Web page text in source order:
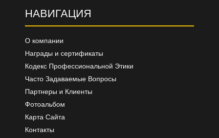
НАВИГАЦИЯ
О компании
Награды и сертификаты
Кодекс Профессиональной Этики
Часто Задаваемые Вопросы
Партнеры и Клиенты
Фотоальбом
Карта Сайта
Контакты